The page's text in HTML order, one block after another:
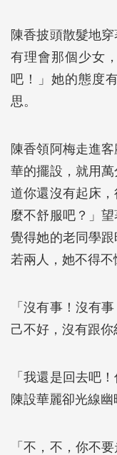
陳香披頭散髮地
有理會那個少女
吧！」她的態度
思。
陳香領阿梅走進
華的擺設，就用
道你還沒有起床
麼不舒服吧？」
覺得她的老同學
若兩人，她不得
「沒有事！沒有
己不好，沒有跟
「我還是回去吧
陳設華麗卻光線
「不，不，你不